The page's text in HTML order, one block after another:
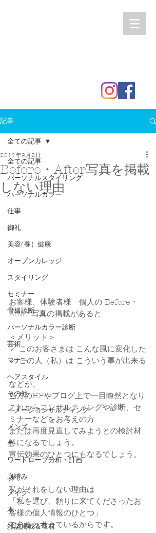
記事
全ての記事
パーソナルスタイリング
パーソナルカラー
仕事
御礼
美容(養）健康
オープンカレッジ
スタイリング
セミナー
骨格診断
パーソナルカラー診断
芸術
マナー
ヘアスタイル
その他
イメージコンサルティング
メンズ
色
ワードローブ分析・計画
身嗜み
メイク
本
雑誌掲載＆取材
全ての記事
Before・After写真を掲載
しない理由
2017年9月2日
お客様、体験者様　個人の Before・
After 写真の掲載があると
＜メリット＞
✓ このお客さまは こんな風に変化した
✓ この人（私）は こういう事が出来る
などが、
当方のHPやブログ上で一目瞭然となり
これからコンサルティングや診断、セ
ミナーなどをお考えの方
または再度見直してみようとの検討材
料になるでしょう。
宣伝効果のひとつにもなるでしょう。
が、
私がそれをしない理由は
「私を選び、頼りに来てくださったお
客様の個人情報のひとつ」
であると考えているからです。